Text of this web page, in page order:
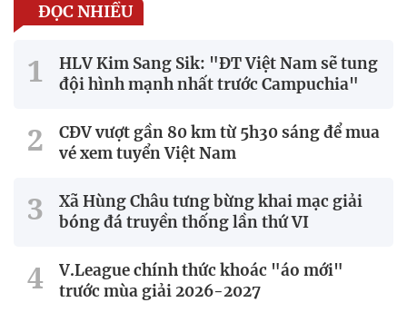
ĐỌC NHIỀU
HLV Kim Sang Sik: "ĐT Việt Nam sẽ tung
đội hình mạnh nhất trước Campuchia"
CĐV vượt gần 80 km từ 5h30 sáng để mua
vé xem tuyển Việt Nam
Xã Hùng Châu tưng bừng khai mạc giải
bóng đá truyền thống lần thứ VI
V.League chính thức khoác "áo mới"
trước mùa giải 2026-2027